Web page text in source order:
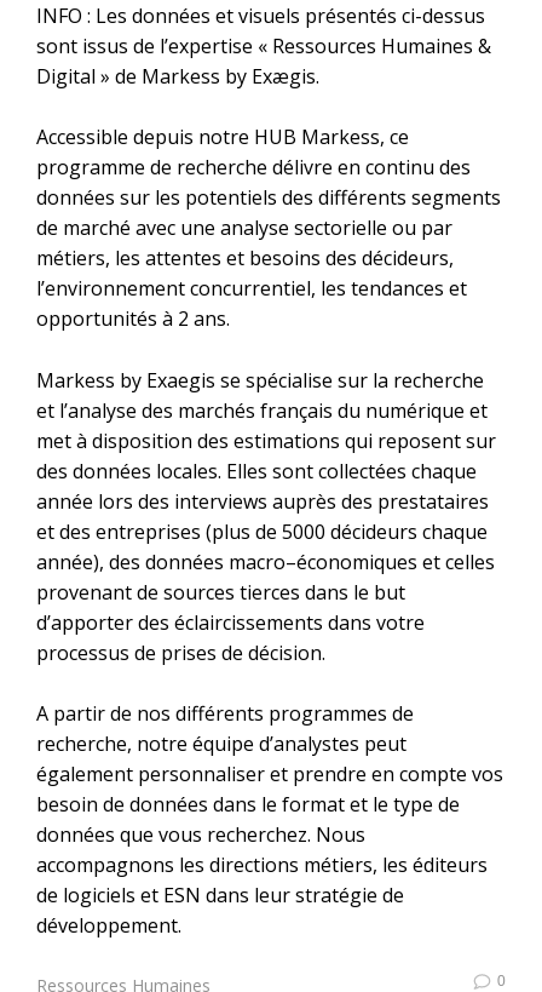
INFO : Les données et visuels présentés ci-dessus
sont issus de l’expertise « Ressources Humaines &
Digital » de Markess by Exægis.
Accessible depuis notre HUB Markess, ce
programme de recherche délivre en continu des
données sur les potentiels des différents segments
de marché avec une analyse sectorielle ou par
métiers, les attentes et besoins des décideurs,
l’environnement concurrentiel, les tendances et
opportunités à 2 ans.
Markess by Exaegis se spécialise sur la recherche
et l’analyse des marchés français du numérique et
met à disposition des estimations qui reposent sur
des données locales. Elles sont collectées chaque
année lors des interviews auprès des prestataires
et des entreprises (plus de 5000 décideurs chaque
année), des données macro–économiques et celles
provenant de sources tierces dans le but
d’apporter des éclaircissements dans votre
processus de prises de décision.
A partir de nos différents programmes de
recherche, notre équipe d’analystes peut
également personnaliser et prendre en compte vos
besoin de données dans le format et le type de
données que vous recherchez. Nous
accompagnons les directions métiers, les éditeurs
de logiciels et ESN dans leur stratégie de
développement.
Ressources Humaines 0